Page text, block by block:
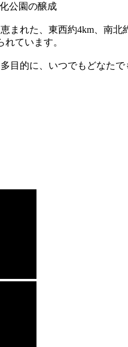
公園の醸成
まれた、東西約4km、南
ています。
目的に、いつでもどなた